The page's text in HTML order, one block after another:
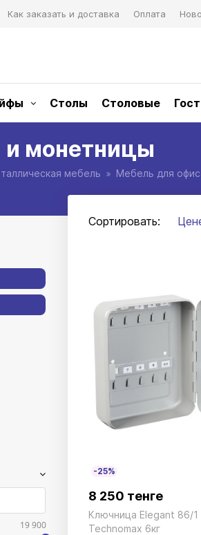
Как заказать и доставка Оплата
Столы Столовые
монетницы
мебель Мебель для
19 900
Сортировать:
-25%
8 250 тенге
Ключница Elegant 86/
Technomax 6кг